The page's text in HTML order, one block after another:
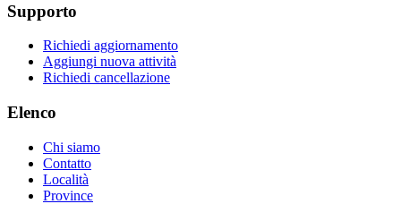
Supporto
Richiedi aggiornamento
Aggiungi nuova attività
Richiedi cancellazione
Elenco
Chi siamo
Contatto
Località
Province